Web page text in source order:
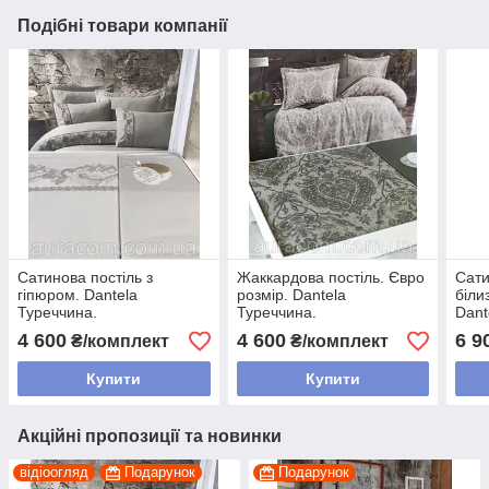
Подібні товари компанії
Сатинова постіль з
гіпюром. Dantela
Туреччина.
4 600 ₴/комплект
Купити
Жаккардова постіль. Євро
розмір. Dantela
Туреччина.
4 600₴/комплект
Купити
6
Акційні пропозиції та новинки
відіоогляд Подарунок Подарунок